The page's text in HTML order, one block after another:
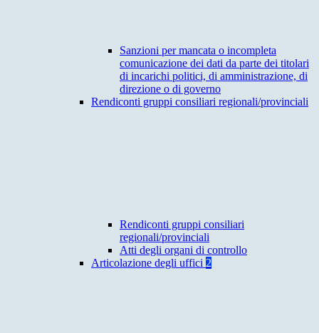
Sanzioni per mancata o incompleta
comunicazione dei dati da parte dei titolari
di incarichi politici, di amministrazione, di
direzione o di governo
Rendiconti gruppi consiliari regionali/provinciali
Rendiconti gruppi consiliari
regionali/provinciali
Atti degli organi di controllo
Articolazione degli uffici 2